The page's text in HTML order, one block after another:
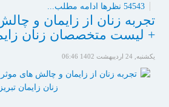
54543 نظرها ادامه مطلب...
تجربه زنان از زایمان و
+ لیست متخصصان زنان
یکشنبه, 24 ارديبهشت 1402 06:46